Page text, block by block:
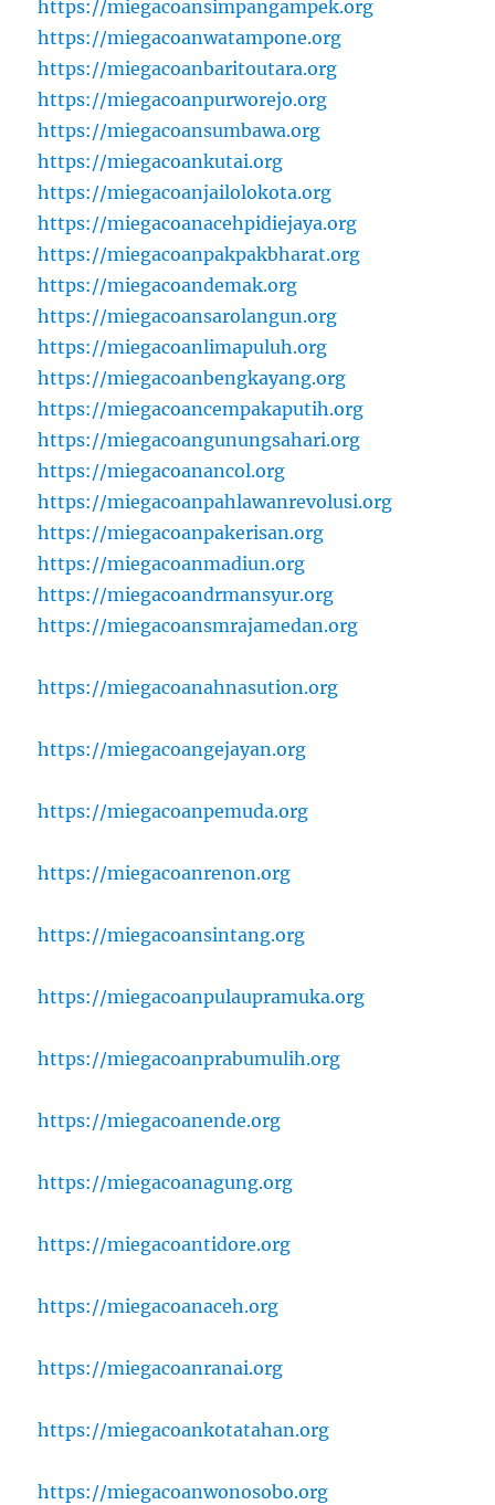
https://miegacoansimpangampek.org
https://miegacoanwatampone.org
https://miegacoanbaritoutara.org
https://miegacoanpurworejo.org
https://miegacoansumbawa.org
https://miegacoankutai.org
https://miegacoanjailolokota.org
https://miegacoanacehpidiejaya.org
https://miegacoanpakpakbharat.org
https://miegacoandemak.org
https://miegacoansarolangun.org
https://miegacoanlimapuluh.org
https://miegacoanbengkayang.org
https://miegacoancempakaputih.org
https://miegacoangunungsahari.org
https://miegacoanancol.org
https://miegacoanpahlawanrevolusi.org
https://miegacoanpakerisan.org
https://miegacoanmadiun.org
https://miegacoandrmansyur.org
https://miegacoansmrajamedan.org
https://miegacoanahnasution.org
https://miegacoangejayan.org
https://miegacoanpemuda.org
https://miegacoanrenon.org
https://miegacoansintang.org
https://miegacoanpulaupramuka.org
https://miegacoanprabumulih.org
https://miegacoanende.org
https://miegacoanagung.org
https://miegacoantidore.org
https://miegacoanaceh.org
https://miegacoanranai.org
https://miegacoankotatahan.org
https://miegacoanwonosobo.org